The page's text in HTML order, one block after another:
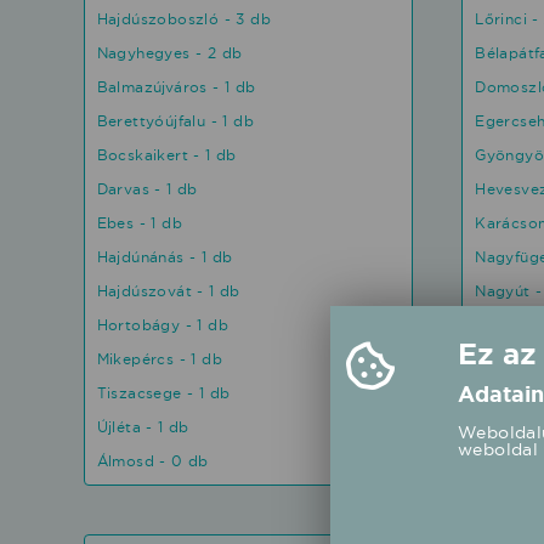
Hajdúszoboszló - 3 db
Nagyhegyes - 2 db
Balmazújváros - 1 db
Berettyóújfalu - 1 db
Bocskaikert - 1 db
Darvas - 1 db
Ebes - 1 db
Hajdúnánás - 1 db
Hajdúszovát - 1 db
Hortobágy - 1 db
Mikepércs - 1 db
Tiszacsege - 1 db
Újléta - 1 db
Álmosd - 0 db
Lőrinci -
Nagyút -
Abasár
Adács -
Ez
weboldal